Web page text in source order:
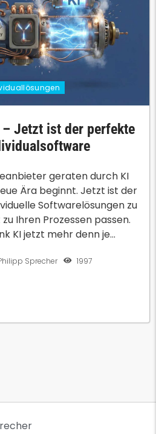
Jetzt ist der perfekte
Sprecher 1997
geraten durch KI
Ära beginnt. Jetzt ist der
Softwarelösungen zu
Ihren Prozessen passen.
KI jetzt mehr denn je...